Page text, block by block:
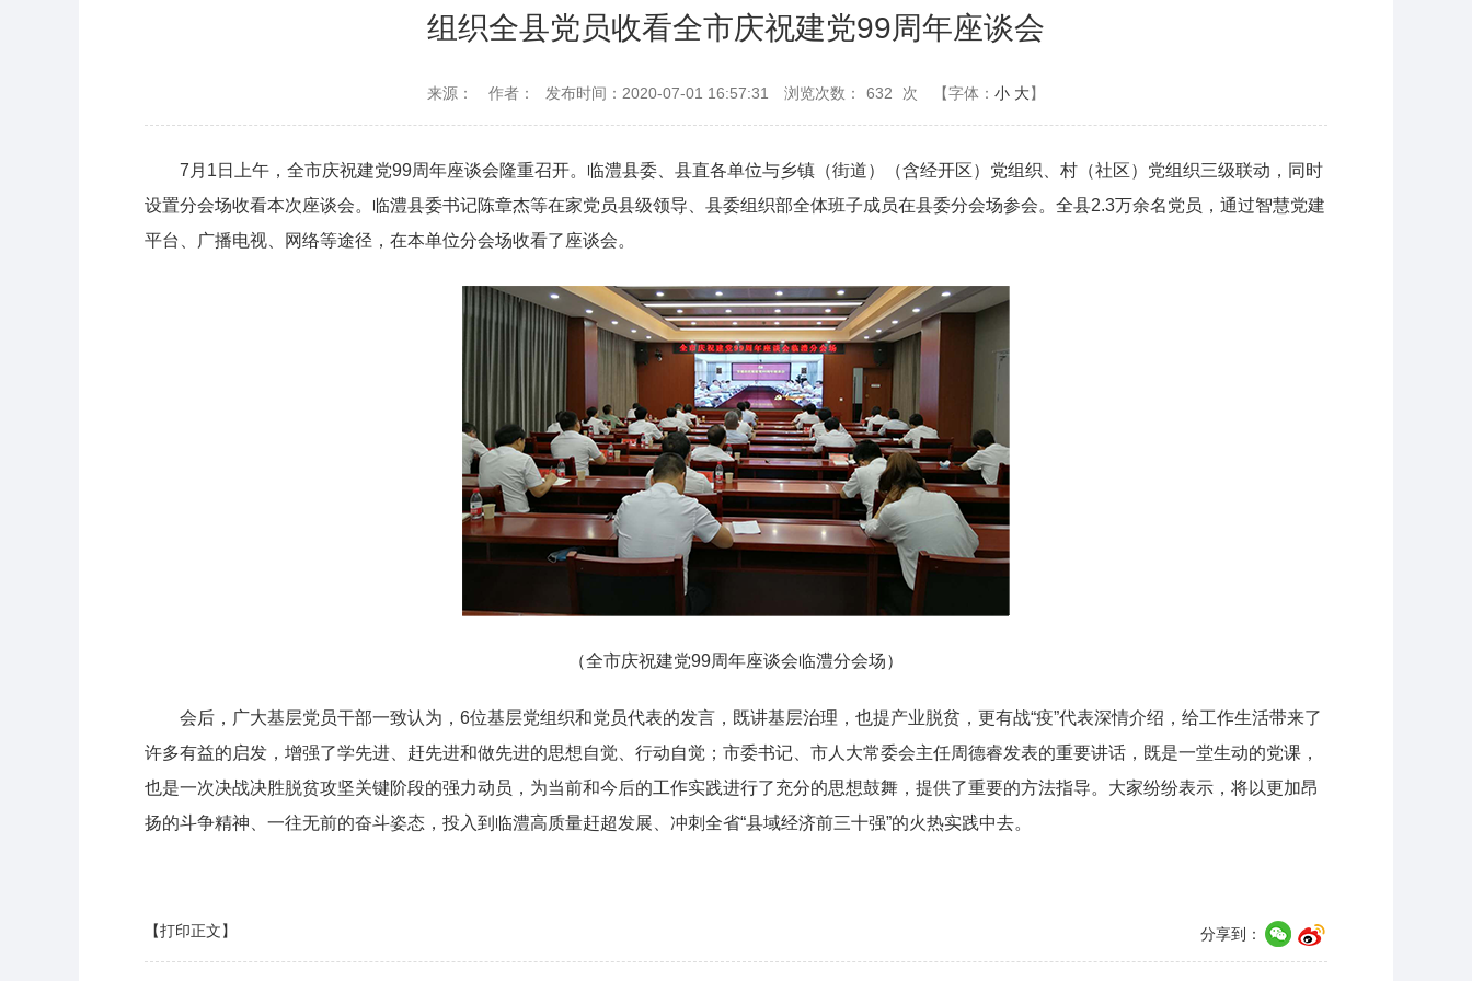
组织全县党员收看全市庆祝建党99周年座谈会
来源： 作者： 发布时间：2020-07-01 16:57:31 浏览次数： 632 次 【字体： 小 大】
7月1日上午，全市庆祝建党99周年座谈会隆重召开。临澧县委、县直各单位与乡镇（街道）（含经开区）党组织、村（社区）党组织三级联动，同时
设置分会场收看本次座谈会。临澧县委书记陈章杰等在家党员县级领导、县委组织部全体班子成员在县委分会场参会。全县2.3万余名党员，通过智慧党建
平台、广播电视、网络等途径，在本单位分会场收看了座谈会。
（全市庆祝建党99周年座谈会临澧分会场）
会后，广大基层党员干部一致认为，6位基层党组织和党员代表的发言，既讲基层治理，也提产业脱贫，更有战“疫”代表深情介绍，给工作生活带来了
许多有益的启发，增强了学先进、赶先进和做先进的思想自觉、行动自觉；市委书记、市人大常委会主任周德睿发表的重要讲话，既是一堂生动的党课，
也是一次决战决胜脱贫攻坚关键阶段的强力动员，为当前和今后的工作实践进行了充分的思想鼓舞，提供了重要的方法指导。大家纷纷表示，将以更加昂
扬的斗争精神、一往无前的奋斗姿态，投入到临澧高质量赶超发展、冲刺全省“县域经济前三十强”的火热实践中去。
分享到：
【打印正文】